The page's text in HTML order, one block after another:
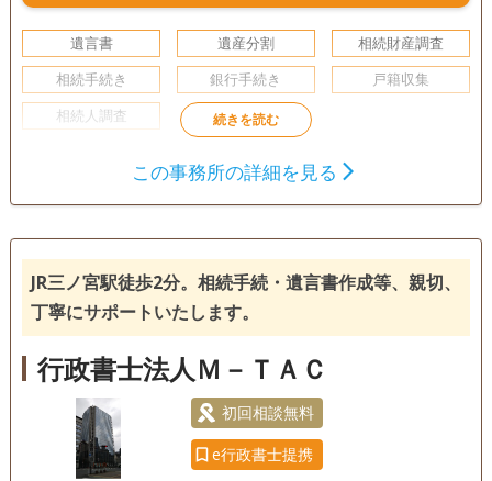
遺言書 遺産分割
相続財産調査
相続手続き
銀行手続き
戸籍収集
相続人調査
この事務所の詳細を見る
JR三ノ宮駅徒歩2分。相続手続・遺言書作成等、親切、
丁寧にサポートいたします。
行政書士法人Ｍ－ＴＡＣ
初回相談無料
e行政書士提携